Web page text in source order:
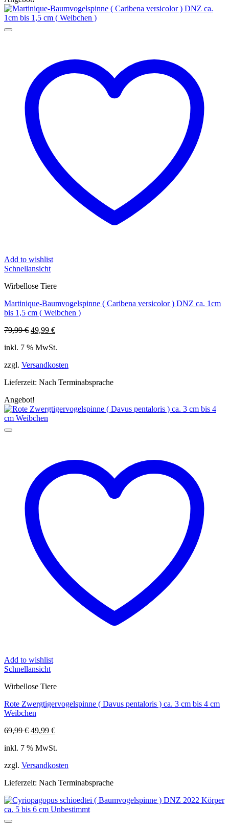
Add to wishlist
Schnellansicht
Wirbellose Tiere
Martinique-Baumvogelspinne ( Caribena versicolor ) DNZ ca. 1cm
bis 1,5 cm ( Weibchen )
79,99€ Ursprünglicher
war:
49,99 €Aktueller
ist:
inkl. 7 % MwSt.
zzgl. Versandkosten
Lieferzeit: Nach Terminabsprache
Angebot!
Add to wishlist
Schnellansicht
Wirbellose Tiere
Rote Zwergtigervogelspinne ( Davus pentaloris ) ca. 3 cm bis 4 cm
Weibchen
69,99€ Ursprünglicher
war:
49,99 €Aktueller
ist:
inkl. 7 % MwSt.
zzgl. Versandkosten
Lieferzeit: Nach Terminabsprache